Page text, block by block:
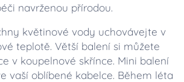
navrženou přírodou.
květinové vody uchovávejte v
teplotě. Větší balení si můžete
v koupelnové skřínce. Mini balení
vaší oblíbené kabelce. Během léta